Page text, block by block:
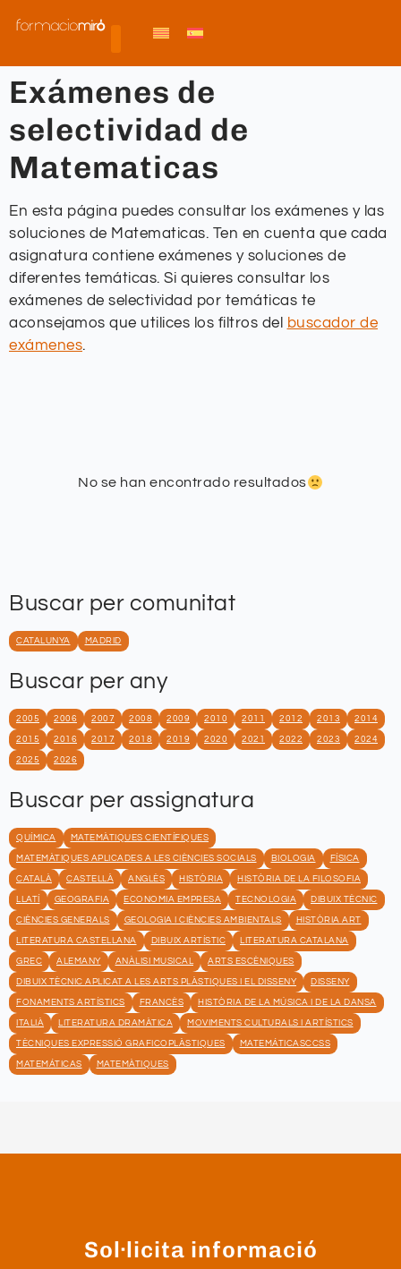
Exámenes de
selectividad de
Matematicas
En esta página puedes consultar los exámenes y las
soluciones de Matematicas. Ten en cuenta que cada
asignatura contiene exámenes y soluciones de
diferentes temáticas. Si quieres consultar los
exámenes de selectividad por temáticas te
aconsejamos que utilices los filtros del
buscador de
exámenes.
No se han encontrado resultados
Buscar per comunitat
CATALUNYA MADRID
Buscar per any
2005 2006 2007 2008 2009 2010 2011 2012 2013 2014
2015 2016 2017 2018 2019 2020 2021 2022 2023 2024
2025 2026
Buscar per assignatura
QUÍMICA MATEMÀTIQUES CIENTÍFIQUES
MATEMÀTIQUES APLICADES A LES CIÈNCIES SOCIALS BIOLOGIA FÍSICA
CATALÀ CASTELLÀ ANGLÈS HISTÒRIA HISTÒRIA DE LA FILOSOFIA
LLATÍ GEOGRAFIA ECONOMIA EMPRESA TECNOLOGIA DIBUIX TÈCNIC
CIÈNCIES GENERALS GEOLOGIA I CIÈNCIES AMBIENTALS HISTÒRIA ART
LITERATURA CASTELLANA DIBUIX ARTÍSTIC LITERATURA CATALANA
GREC ALEMANY ANÀLISI MUSICAL ARTS ESCÈNIQUES
DIBUIX TÈCNIC APLICAT A LES ARTS PLÀSTIQUES I EL DISSENY DISSENY
FONAMENTS ARTÍSTICS FRANCÈS HISTÒRIA DE LA MÚSICA I DE LA DANSA
ITALIÀ LITERATURA DRAMÀTICA MOVIMENTS CULTURALS I ARTÍSTICS
TÈCNIQUES EXPRESSIÓ GRAFICOPLÀSTIQUES MATEMÁTICASCCSS
MATEMÁTICAS MATEMÀTIQUES
Sol·licita informació